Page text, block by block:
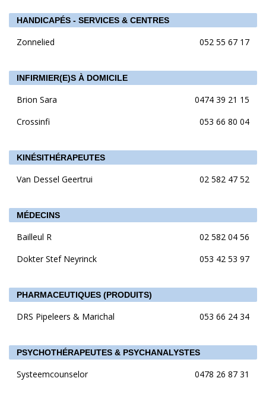
HANDICAPÉS - SERVICES & CENTRES
Zonnelied 052 55 67 17
INFIRMIER(E)S À DOMICILE
Brion Sara
0474 39 21 15
Crossinfi
053 66 80 04
KINÉSITHÉRAPEUTES
Van Dessel Geertrui 02 582 47 52
MÉDECINS
Bailleul R
02 582 04 56
Dokter Stef Neyrinck
053 42 53 97
PHARMACEUTIQUES (PRODUITS)
DRS Pipeleers & Marichal 053 66 24 34
PSYCHOTHÉRAPEUTES & PSYCHANALYSTES
Systeemcounselor 0478 26 87 31